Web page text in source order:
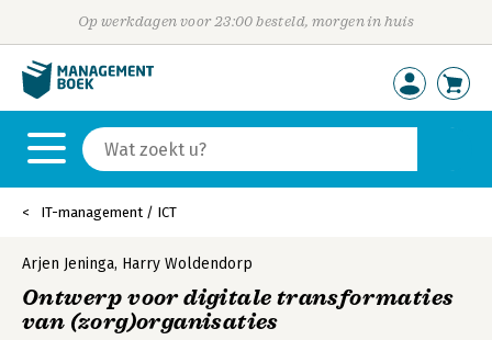
Op werkdagen voor 23:00 besteld, morgen in huis
IT-management / ICT
Arjen Jeninga, Harry Woldendorp
Ontwerp voor digitale transformaties
van (zorg)organisaties